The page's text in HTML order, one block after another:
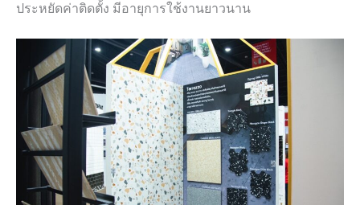
ประหยัดค่าติดตั้ง มีอายุการใช้งานยาวนาน